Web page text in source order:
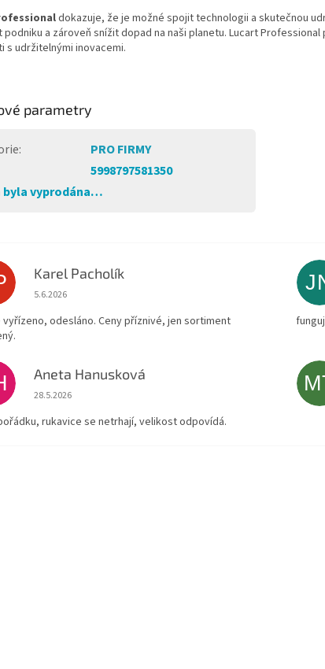
dokazuje, že je možné spojit technologii a skutečnou
podniku a zároveň snížit dopad na naši planetu. Lucart Professional
s udržitelnými inovacemi.
parametry
:
PRO FIRMY
5998797581350
byla vyprodána…
Karel Pacholík
Hodnocení obchodu je 4 z 5 hvězdiček.
5.6.2026
vyřízeno, odesláno. Ceny příznivé, jen sortiment
Aneta Hanusková
Hodnocení obchodu je 5 z 5 hvězdiček.
28.5.2026
rukavice se netrhají, velikost odpovídá.